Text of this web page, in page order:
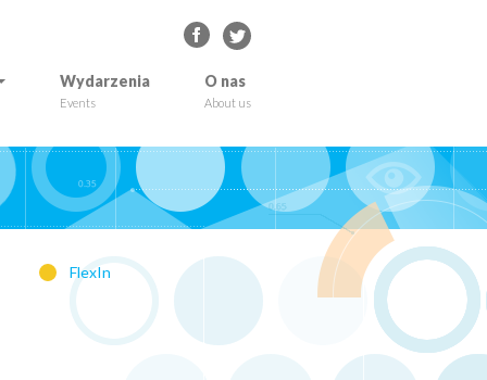
Wydarzenia
Events
O nas
About us
FlexIn